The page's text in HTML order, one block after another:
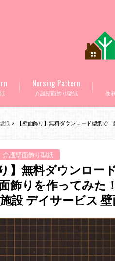
介護壁面飾り型紙
Nursing Pattern
便
紙 【壁面飾り】無料ダウンロード型紙で
介護壁面飾り型紙
り】無料ダウンロー
飾りを作ってみた
設 デイサービス